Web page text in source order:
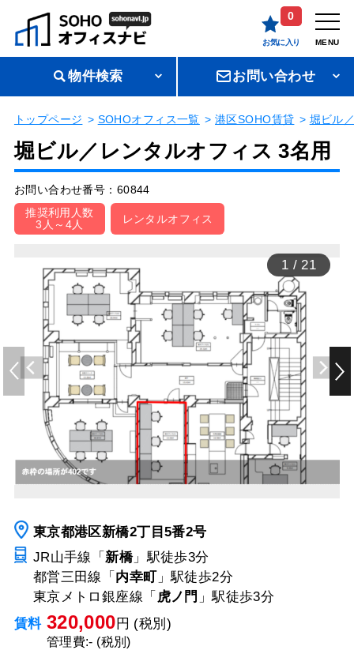
0
お気に入り MENU
物件検索 お問い合わせ
トップページ SOHOオフィス一覧 港区SOHO賃貸 堀ビル
堀ビル／レンタルオフィス 3名用
お問い合わせ番号：60844
推奨利用人数
3人～4人
レンタルオフィス
1 /21
東京都港区新橋2丁目5番2号
JR山手線「新橋」駅徒歩3分
都営三田線「 内幸町 」駅徒歩2分
東京メトロ銀座線「 虎ノ門 」駅徒歩3分
賃料 320,000 円 (税別)
管理費:- (税別)